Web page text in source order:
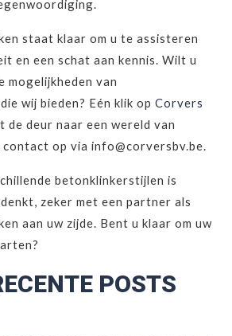
staat klaar om u te assisteren
en een schat aan kennis. Wilt u
mogelijkheden van
wij bieden? Eén klik op Corvers
de deur naar een wereld van
op via info@corversbv.be.
betonklinkerstijlen is
zeker met een partner als
aan uw zijde. Bent u klaar om uw
POSTS